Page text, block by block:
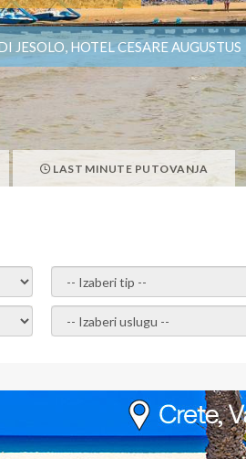
JESOLO, HOTEL CESARE AUGUSTUS
LAST MINUTE PUTOVANJA
- izaberi tip -
- Izaberite uslugu -